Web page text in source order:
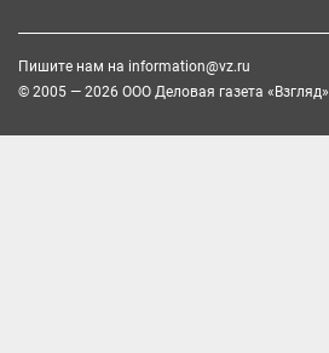
Пишите нам на information@vz.ru
© 2005 — 2026 ООО Деловая газета «Взгляд»